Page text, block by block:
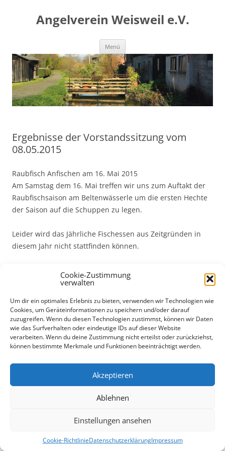
Cookie-Zustimmung
verwalten
Um dir ein optimales Erlebnis zu bieten, verwenden wir Technologien wie
Cookies, um Geräteinformationen zu speichern und/oder darauf
zuzugreifen. Wenn du diesen Technologien zustimmst, können wir Daten
wie das Surfverhalten oder eindeutige IDs auf dieser Website
verarbeiten. Wenn du deine Zustimmung nicht erteilst oder zurückziehst,
können bestimmte Merkmale und Funktionen beeinträchtigt werden.
Akzeptieren
Ablehnen
Einstellungen ansehen
Cookie-RichtlinieDatenschutzerklärungImpressum
Angelverein Weisweil e.V.
Menü
springen
Ergebnisse der Vorstandssitzung vom
08.05.2015
Raubfisch Anfischen am 16. Mai 2015
Am Samstag dem 16. Mai treffen wir uns zum Auftakt der
Raubfischsaison am Beltenwässerle um die ersten Hechte
der Saison auf die Schuppen zu legen.
Leider wird das Jährliche Fischessen aus Zeitgründen in
diesem Jahr nicht stattfinden können.
Dieser Beitrag wurde am 10. Mai 2015
Beitrags-
Navigation
←Generalversammlung 2015Generalversammlung 2017